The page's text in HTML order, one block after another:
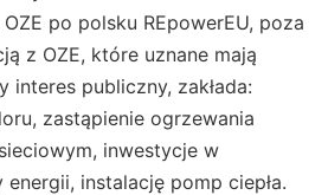
po polsku REpowerEU, poza
z OZE, które uznane mają
interes publiczny, zakłada:
zastąpienie ogrzewania
inwestycje w
instalację pomp ciepła.